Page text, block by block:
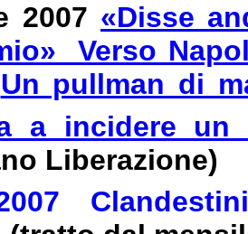
2007 «Disse
Verso
Un pullman di
a incidere un
Liberazione)